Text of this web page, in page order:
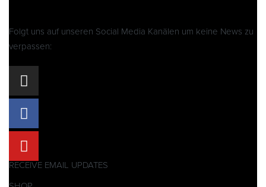
Folgt uns auf unseren Social Media Kanälen um keine News zu
verpassen:
RECEIVE EMAIL UPDATES